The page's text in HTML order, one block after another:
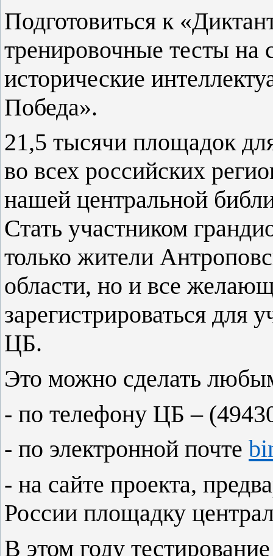
Подготовиться к
тренировочные тесты на
исторические
Победа».
21,5 тысячи площадок
во всех российских
нашей центральной
Стать участником
только жители
области, но и все
зарегистрироваться для
ЦБ.
Это можно сделать
- по телефону ЦБ –
- по электронной почте
- на сайте проекта,
России площадку
В этом году